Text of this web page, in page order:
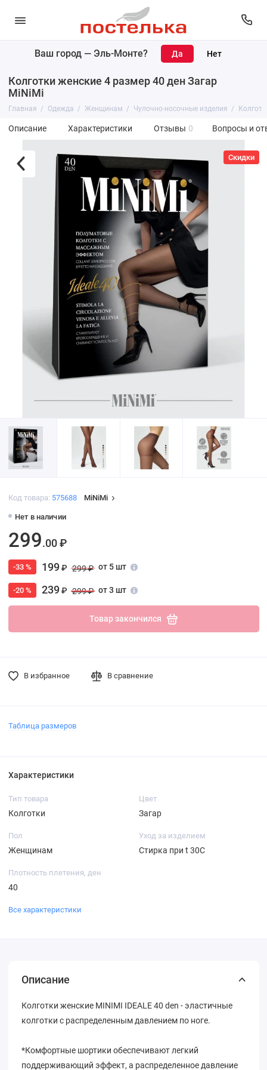
Ваш город — Эль-Монте?
Колготки женские 4 размер 40 ден Загар
MiNiMi
Главная Одежда Женщинам Чулочно-носочные изделия
Описание Характеристики Отзывы 0 Вопросы и
Скидки
Код товара: 575688 MiNiMi
Нет в наличии
299.00 ₽
-33 % 199₽ 299 ₽ от 5 шт
-20 % 239₽ 299 ₽ от 3 шт
Товар закончился
В избранное В сравнение
Таблица размеров
Характеристики
Тип товара
Колготки
Цвет
Загар
Пол
Женщинам
Уход за изделием
Стирка при t 30С
Плотность плетения, ден
40
Все характеристики
Описание
Колготки женские MINIMI IDEALE 40 den - эластичные
колготки с распределенным давлением по ноге.
*Комфортные шортики обеспечивают легкий
поддерживающий эффект, а распределенное давление